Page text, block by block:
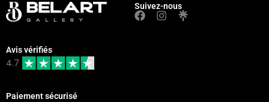
Suivez-nous
Avis vérifiés
4.7
Paiement sécurisé